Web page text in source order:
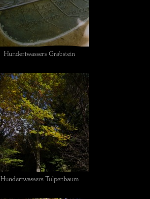
Hundertwassers Grabstein
Hundertwassers Tulpenbaum